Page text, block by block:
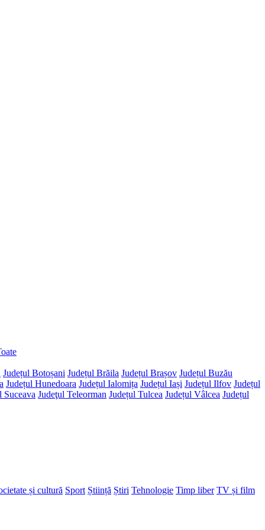
Județul Botoșani Județul Brăila Județul Brașov Județul Buzău
Județul Hunedoara Județul Ialomița Județul Iași Județul Ilfov Județul
Suceava Judeţul Teleorman Județul Tulcea Județul Vâlcea Județul
și cultură Sport Știință Știri Tehnologie Timp liber TV și film